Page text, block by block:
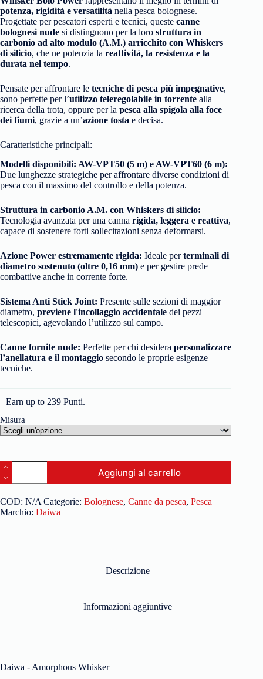
potenza, rigidità e versatilità nella pesca bolognese.
Progettate per pescatori esperti e tecnici, queste canne
bolognesi nude si distinguono per la loro struttura in
carbonio ad alto modulo (A.M.) arricchito con Whiskers
di silicio, che ne potenzia la reattività, la resistenza e la
durata nel tempo.
Pensate per affrontare le tecniche di pesca più impegnative,
sono perfette per l’utilizzo teleregolabile in torrente alla
ricerca della trota, oppure per la pesca alla spigola alla foce
dei fiumi, grazie a un’azione tosta e decisa.
Caratteristiche principali:
Modelli disponibili: AW-VPT50 (5 m) e AW-VPT60 (6 m):
Due lunghezze strategiche per affrontare diverse condizioni di
pesca con il massimo del controllo e della potenza.
Struttura in carbonio A.M. con Whiskers di silicio:
Tecnologia avanzata per una canna rigida, leggera e reattiva,
capace di sostenere forti sollecitazioni senza deformarsi.
Azione Power estremamente rigida: Ideale perterminali di
diametro sostenuto (oltre 0,16 mm) e per gestire prede
combattive anche in corrente forte.
Sistema Anti Stick Joint: Presente sulle sezioni di maggior
diametro, previene l'incollaggio accidentale dei pezzi
telescopici, agevolando l’utilizzo sul campo.
Canne fornite nude: Perfette per chi desidera personalizzare
l’anellatura e il montaggio secondo le proprie esigenze
tecniche.
Earn up to 239 Punti.
Misura
Aggiungi al carrello
COD: N/A Categorie: Bolognese, Canne da pesca, Pesca
Marchio: Daiwa
Descrizione
Informazioni aggiuntive
Daiwa - Amorphous Whisker